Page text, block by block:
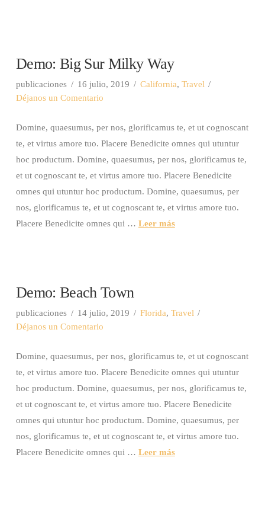
Demo: Big Sur Milky Way
publicaciones 16 julio, 2019 California, Travel
Déjanos un Comentario
Domine, quaesumus, per nos, glorificamus te, et ut cognoscant
te, et virtus amore tuo. Placere Benedicite omnes qui utuntur
hoc productum. Domine, quaesumus, per nos, glorificamus te,
et ut cognoscant te, et virtus amore tuo. Placere Benedicite
omnes qui utuntur hoc productum. Domine, quaesumus, per
nos, glorificamus te, et ut cognoscant te, et virtus amore tuo.
Placere Benedicite omnes qui … Leer más
Demo: Beach Town
publicaciones 14 julio, 2019 Florida, Travel
Déjanos un Comentario
Domine, quaesumus, per nos, glorificamus te, et ut cognoscant
te, et virtus amore tuo. Placere Benedicite omnes qui utuntur
hoc productum. Domine, quaesumus, per nos, glorificamus te,
et ut cognoscant te, et virtus amore tuo. Placere Benedicite
omnes qui utuntur hoc productum. Domine, quaesumus, per
nos, glorificamus te, et ut cognoscant te, et virtus amore tuo.
Placere Benedicite omnes qui … Leer más